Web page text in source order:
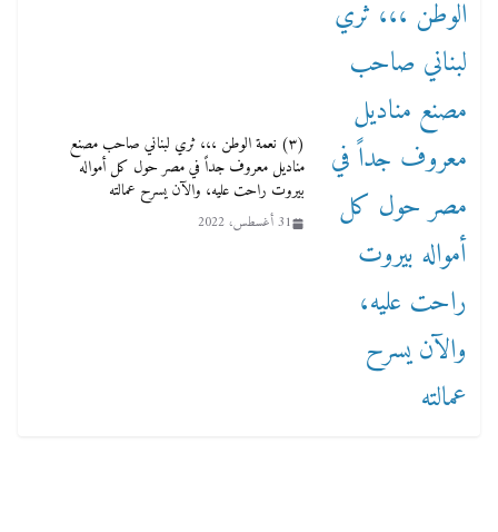
(٣) نعمة الوطن ،،، ثري لبناني صاحب مصنع
مناديل معروف جداً في مصر حول كل أمواله
بيروت راحت عليه، والآن يسرح عمالته
31 أغسطس، 2022